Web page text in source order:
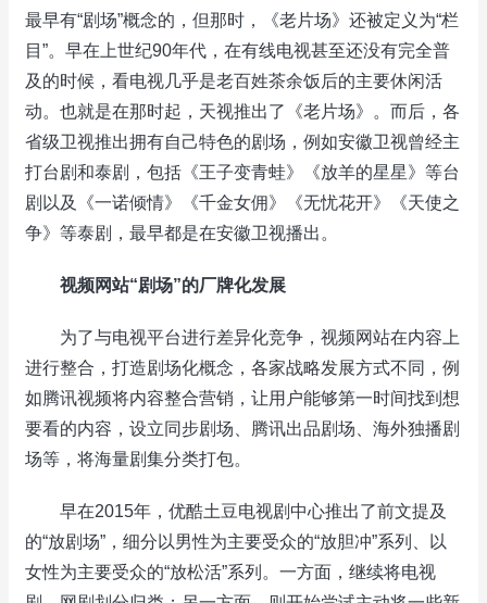
最早有“剧场”概念的，但那时，《老片场》还被定义为“栏
目”。早在上世纪90年代，在有线电视甚至还没有完全普
及的时候，看电视几乎是老百姓茶余饭后的主要休闲活
动。也就是在那时起，天视推出了《老片场》。而后，各
省级卫视推出拥有自己特色的剧场，例如安徽卫视曾经主
打台剧和泰剧，包括《王子变青蛙》《放羊的星星》等台
剧以及《一诺倾情》《千金女佣》《无忧花开》《天使之
争》等泰剧，最早都是在安徽卫视播出。
视频网站“剧场”的厂牌化发展
为了与电视平台进行差异化竞争，视频网站在内容上
进行整合，打造剧场化概念，各家战略发展方式不同，例
如腾讯视频将内容整合营销，让用户能够第一时间找到想
要看的内容，设立同步剧场、腾讯出品剧场、海外独播剧
场等，将海量剧集分类打包。
早在2015年，优酷土豆电视剧中心推出了前文提及
的“放剧场”，细分以男性为主要受众的“放胆冲”系列、以
女性为主要受众的“放松活”系列。一方面，继续将电视